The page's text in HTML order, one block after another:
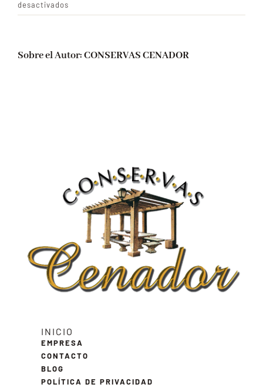
desactivados
Tallos
medianos
Sobre el Autor:CONSERVAS CENADOR
INICIO
EMPRESA
CONTACTO
BLOG
POLÍTICA DE PRIVACIDAD